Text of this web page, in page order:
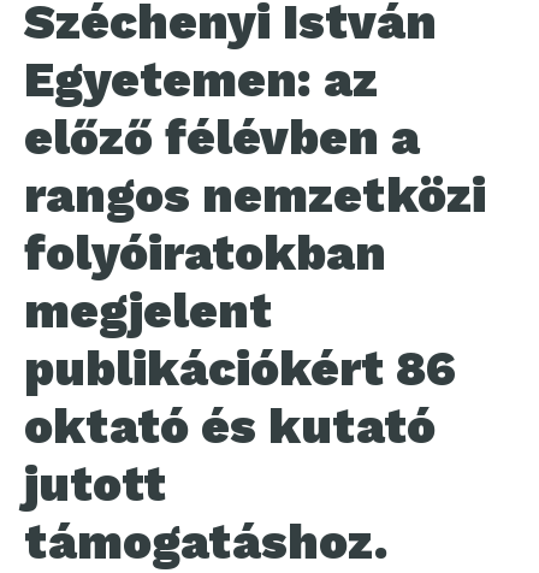
Széchenyi István
Egyetemen: az
előző félévben a
rangos nemzetközi
folyóiratokban
megjelent
publikációkért 86
oktató és kutató
jutott
támogatáshoz.